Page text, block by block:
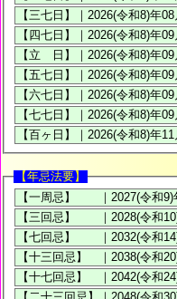
【年忌法要】